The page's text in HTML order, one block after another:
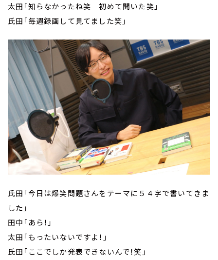
太田「知らなかったね笑 初めて聞いた笑」
氏田「毎週録画して見てました笑」
氏田「今日は爆笑問題さんをテーマに５４字で書いてきま
した」
田中「あら！」
太田「もったいないですよ！」
氏田「ここでしか発表できないんで！笑」